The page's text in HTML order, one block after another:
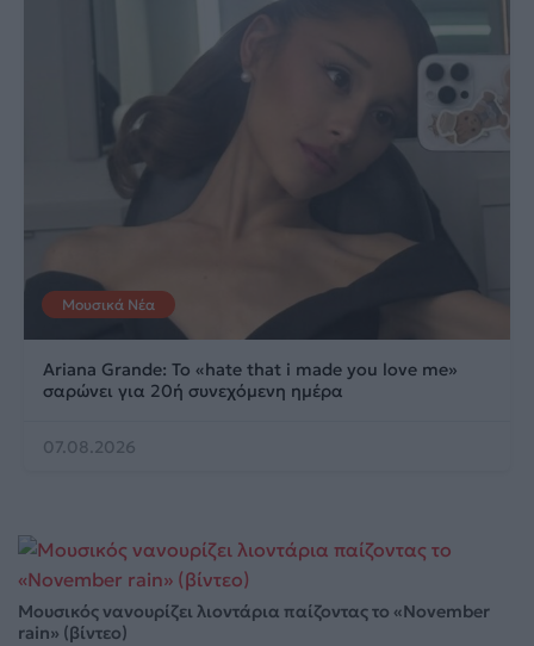
Μουσικά Νέα
Ariana Grande: Το «hate that i made you love me»
σαρώνει για 20ή συνεχόμενη ημέρα
07.08.2026
Μουσικός νανουρίζει λιοντάρια παίζοντας το «November
rain» (βίντεο)